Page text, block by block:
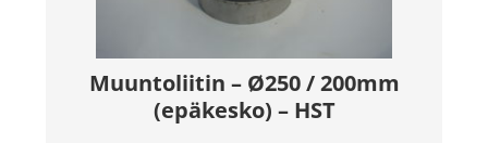
Muuntoliitin – Ø250 / 200mm
(epäkesko) – HST